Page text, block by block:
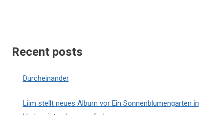
Recent posts
Durcheinander
Liim stellt neues Album vor Ein Sonnenblumengarten in